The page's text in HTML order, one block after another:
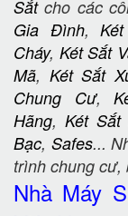
Sắtcho các
Gia Đình,
Cháy, Két Sắt
Mã, Két Sắt
Chung Cư,
Hãng, Két Sắt
Bạc, Safes...
trình chung cư,
Nhà Máy